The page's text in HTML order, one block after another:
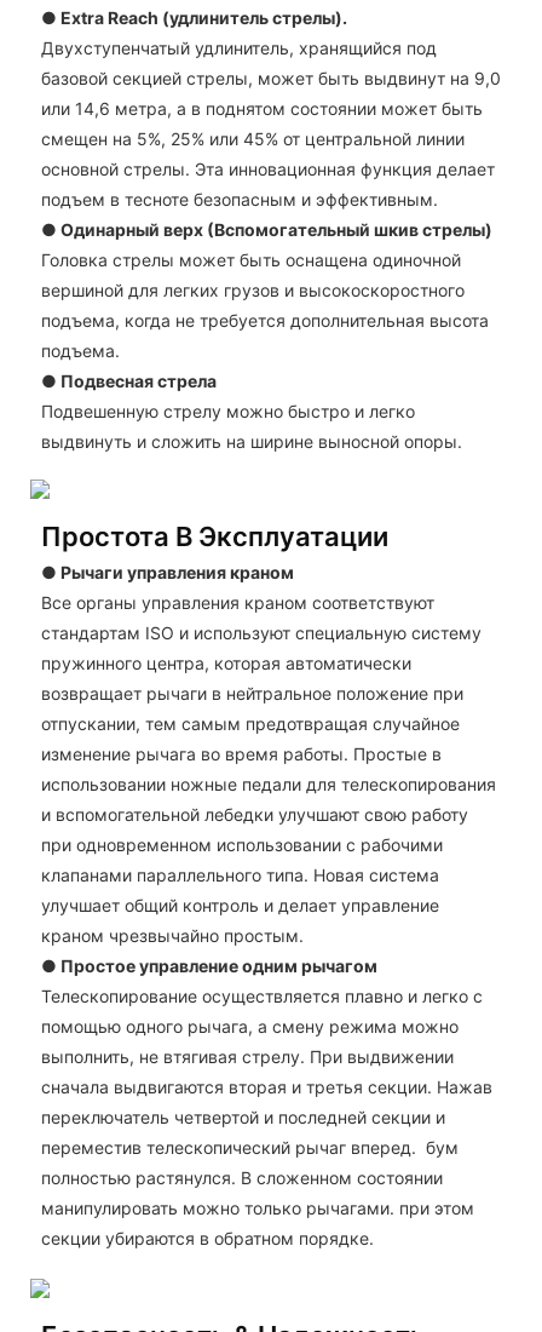
● Extra Reach (удлинитель стрелы).
Двухступенчатый удлинитель, хранящийся под
базовой секцией стрелы, может быть выдвинут на 9,0
или 14,6 метра, а в поднятом состоянии может быть
смещен на 5%, 25% или 45% от центральной линии
основной стрелы. Эта инновационная функция делает
подъем в тесноте безопасным и эффективным.
● Одинарный верх (Вспомогательный шкив стрелы)
Головка стрелы может быть оснащена одиночной
вершиной для легких грузов и высокоскоростного
подъема, когда не требуется дополнительная высота
подъема.
● Подвесная стрела
Подвешенную стрелу можно быстро и легко
выдвинуть и сложить на ширине выносной опоры.
Простота В Эксплуатации
● Рычаги управления краном
Все органы управления краном соответствуют
стандартам ISO и используют специальную систему
пружинного центра, которая автоматически
возвращает рычаги в нейтральное положение при
отпускании, тем самым предотвращая случайное
изменение рычага во время работы. Простые в
использовании ножные педали для телескопирования
и вспомогательной лебедки улучшают свою работу
при одновременном использовании с рабочими
клапанами параллельного типа. Новая система
улучшает общий контроль и делает управление
краном чрезвычайно простым.
● Простое управление одним рычагом
Телескопирование осуществляется плавно и легко с
помощью одного рычага, а смену режима можно
выполнить, не втягивая стрелу. При выдвижении
сначала выдвигаются вторая и третья секции. Нажав
переключатель четвертой и последней секции и
переместив телескопический рычаг вперед. бум
полностью растянулся. В сложенном состоянии
манипулировать можно только рычагами. при этом
секции убираются в обратном порядке.